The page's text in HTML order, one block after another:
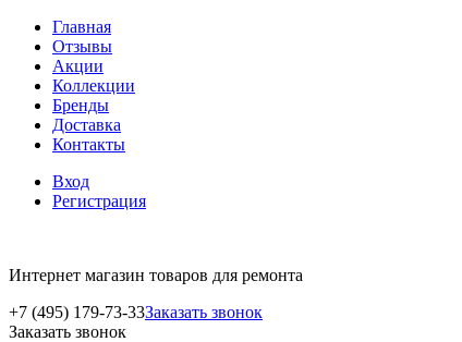
Главная
Отзывы
Акции
Коллекции
Бренды
Доставка
Контакты
Вход
Регистрация
Интернет магазин товаров для ремонта
+7 (495) 179-73-33Заказать звонок
Заказать звонок